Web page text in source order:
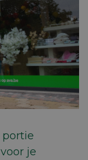
portie
je